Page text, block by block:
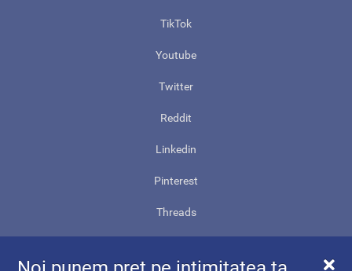
TikTok
Youtube
Twitter
Reddit
Linkedin
Pinterest
Threads